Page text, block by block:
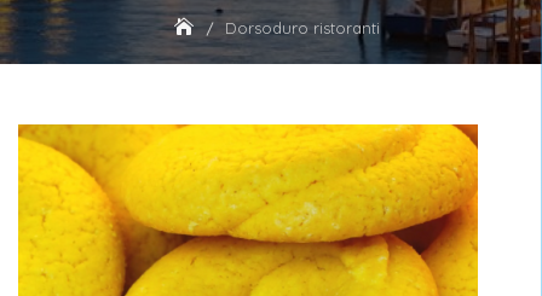
Dorsoduro ristoranti